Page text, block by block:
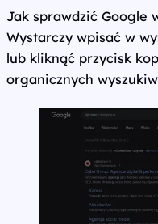
Jak sprawdzić Google
Wystarczy wpisać w
lub kliknąć przycisk
organicznych